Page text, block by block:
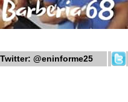
Twitter: @eninforme25